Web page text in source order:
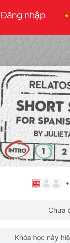
Đăng nhập
Chưa
Khóa học này